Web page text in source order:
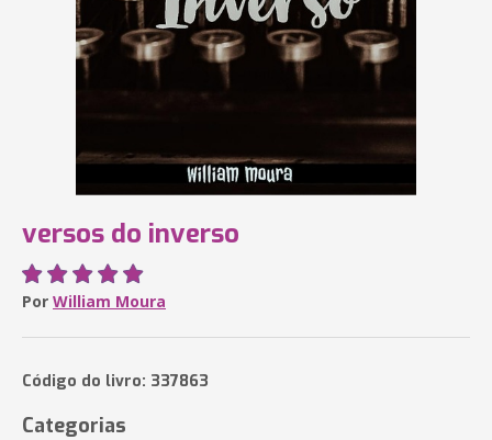
versos do inverso
Por William Moura
Código do livro: 337863
Categorias